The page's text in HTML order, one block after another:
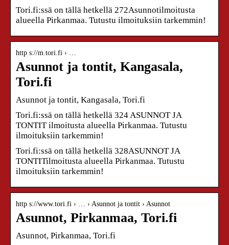
Tori.fi:ssä on tällä hetkellä 272Asunnotilmoitusta
alueella Pirkanmaa. Tutustu ilmoituksiin tarkemmin!
http s://m.tori.fi › …
Asunnot ja tontit, Kangasala,
Tori.fi
Asunnot ja tontit, Kangasala, Tori.fi
Tori.fi:ssä on tällä hetkellä 324 ASUNNOT JA
TONTIT ilmoitusta alueella Pirkanmaa. Tutustu
ilmoituksiin tarkemmin!
Tori.fi:ssä on tällä hetkellä 328ASUNNOT JA
TONTITilmoitusta alueella Pirkanmaa. Tutustu
ilmoituksiin tarkemmin!
http s://www.tori.fi › … › Asunnot ja tontit › Asunnot
Asunnot, Pirkanmaa, Tori.fi
Asunnot, Pirkanmaa, Tori.fi